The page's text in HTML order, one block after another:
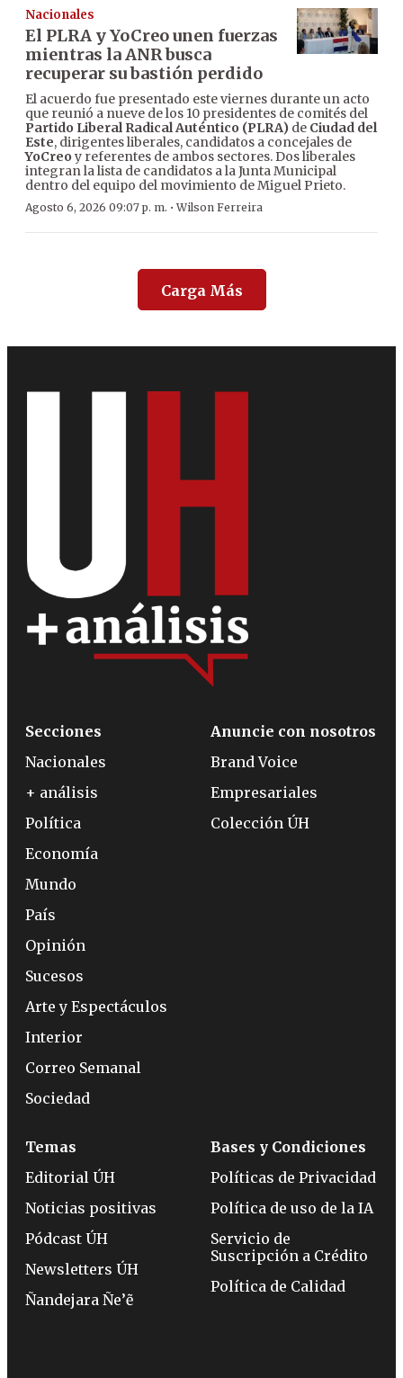
Nacionales
El PLRA y YoCreo unen fuerzas
mientras la ANR busca
recuperar su bastión perdido
El acuerdo fue presentado este viernes durante un acto
que reunió a nueve de los 10 presidentes de comités del
Partido Liberal Radical Auténtico (PLRA) de Ciudad del
Este, dirigentes liberales, candidatos a concejales de
YoCreo y referentes de ambos sectores. Dos liberales
integran la lista de candidatos a la Junta Municipal
dentro del equipo del movimiento de Miguel Prieto.
Agosto 6, 2026 09:07 p. m. ·Wilson Ferreira
Carga Más
Secciones
Nacionales
+ análisis
Política
Economía
Mundo
País
Opinión
Sucesos
Arte y Espectáculos
Interior
Correo Semanal
Sociedad
Anuncie con nosotros
Brand Voice
Empresariales
Colección ÚH
Temas
Editorial ÚH
Noticias positivas
Pódcast ÚH
Newsletters ÚH
Ñandejara Ñe’ẽ
Bases y Condiciones
Políticas de Privacidad
Política de uso de la IA
Servicio de
Suscripción a Crédito
Política de Calidad